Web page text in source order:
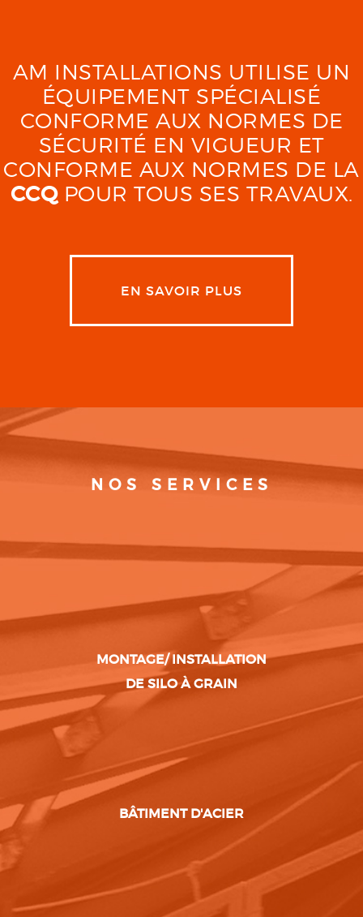
AM INSTALLATIONS UTILISE UN
ÉQUIPEMENT SPÉCIALISÉ
CONFORME AUX NORMES DE
SÉCURITÉ EN VIGUEUR ET
CONFORME AUX NORMES DE LA
CCQPOUR TOUS SES TRAVAUX.
EN SAVOIR PLUS
NOS SERVICES
MONTAGE/ INSTALLATION
DE SILO À GRAIN
BÂTIMENT D'ACIER